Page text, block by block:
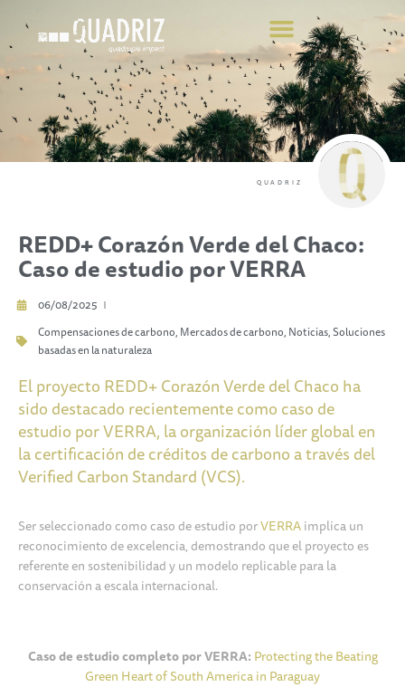
QUADRIZ
REDD+ Corazón Verde del Chaco:
Caso de estudio por VERRA
06/08/2025
Compensaciones de carbono, Mercados de carbono, Noticias,Soluciones
basadas en la naturaleza
El proyecto REDD+ Corazón Verde del Chaco ha
sido destacado recientemente como caso de
estudio por VERRA, la organización líder global en
la certificación de créditos de carbono a través del
Verified Carbon Standard (VCS).
Ser seleccionado como caso de estudio porVERRAimplica un
reconocimiento de excelencia, demostrando que el proyecto es
referente en sostenibilidad y un modelo replicable para la
conservación a escala internacional.
Caso de estudio completo por VERRA: Protecting the Beating
Green Heart of South America in Paraguay